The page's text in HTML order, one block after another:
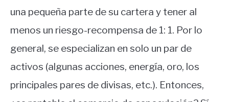
una pequeña parte de su cartera y tener al
menos un riesgo-recompensa de 1: 1. Por lo
general, se especializan en solo un par de
activos (algunas acciones, energía, oro, los
principales pares de divisas, etc.). Entonces,